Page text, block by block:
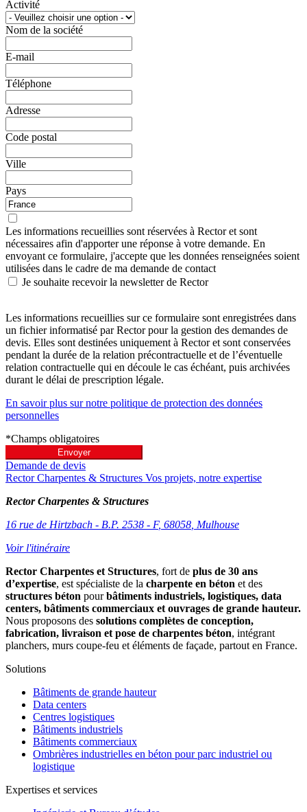
Activité
Nom de la société
E-mail
Téléphone
Adresse
Code postal
Ville
Pays
Les informations recueillies sont réservées à Rector et sont
nécessaires afin d'apporter une réponse à votre demande. En
envoyant ce formulaire, j'accepte que les données renseignées soient
utilisées dans le cadre de ma demande de contact
Je souhaite recevoir la newsletter de Rector
Les informations recueillies sur ce formulaire sont enregistrées dans
un fichier informatisé par Rector pour la gestion des demandes de
devis. Elles sont destinées uniquement à Rector et sont conservées
pendant la durée de la relation précontractuelle et de l’éventuelle
relation contractuelle qui en découle le cas échéant, puis archivées
durant le délai de prescription légale.
En savoir plus sur notre politique de protection des données
personnelles
*Champs obligatoires
Envoyer
Demande de devis
Rector Charpentes & Structures Vos projets, notre expertise
Rector Charpentes & Structures
16 rue de Hirtzbach - B.P. 2538 - F, 68058 Mulhouse
Voir l'itinéraire
Rector Charpentes et Structures, fort de plus de 30 ans
d’expertise, est spécialiste de la charpente en béton et des
structures béton pourbâtiments industriels, logistiques, data
centers, bâtiments commerciaux et ouvrages de grande hauteur.
Nous proposons des solutions complètes de conception,
fabrication, livraison et pose de charpentes béton, intégrant
planchers, murs coupe-feu et éléments de façade, partout en France.
Solutions
Bâtiments de grande hauteur
Data centers
Centres logistiques
Bâtiments industriels
Bâtiments commerciaux
Ombrières industrielles en béton pour parc industriel ou
logistique
Expertises et services